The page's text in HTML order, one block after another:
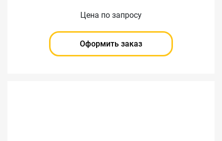
Цена по запросу
Оформить заказ